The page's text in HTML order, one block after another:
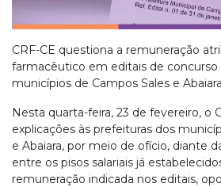
CRF-CE questiona a remuneração
farmacêutico em editais de concurso
municípios de Campos Sales e Abaiara
Nesta quarta-feira, 23 de fevereiro, o
explicações às prefeituras dos
e Abaiara, por meio de ofício, diante
entre os pisos salariais já
remuneração indicada nos editais,